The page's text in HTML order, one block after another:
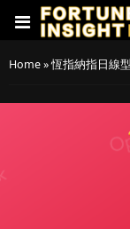
Home»恆指納指日線